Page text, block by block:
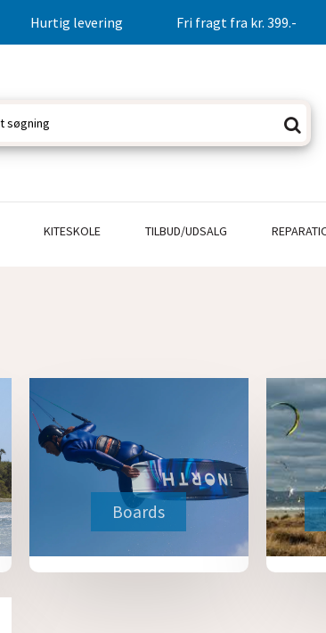
Hurtig levering Fri fragt fra kr. 399.-
KITESKOLE TILBUD/UDSALG
Boards